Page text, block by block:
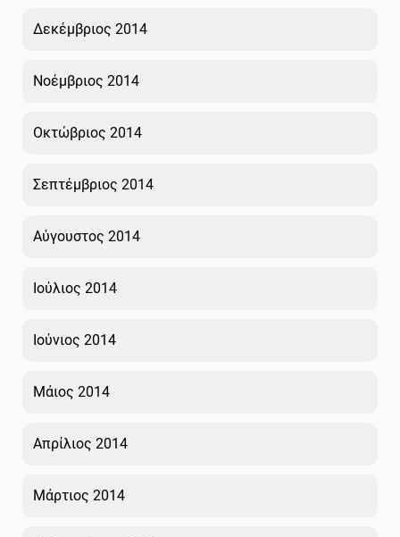
Δεκέμβριος 2014
Νοέμβριος 2014
Οκτώβριος 2014
Σεπτέμβριος 2014
Αύγουστος 2014
Ιούλιος 2014
Ιούνιος 2014
Μάιος 2014
Απρίλιος 2014
Μάρτιος 2014